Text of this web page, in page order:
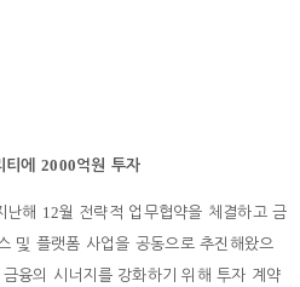
티에2000억원 투자
난해 12월 전략적 업무협약을 체결하고 금
및 플랫폼 사업을 공동으로 추진해왔으
융의 시너지를 강화하기 위해 투자 계약